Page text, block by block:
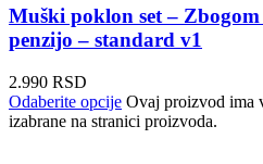
Muški poklon set –
penzijo – standard v1
2.990 RSD
Odaberite opcije Ovaj proizvod ima
izabrane na stranici proizvoda.